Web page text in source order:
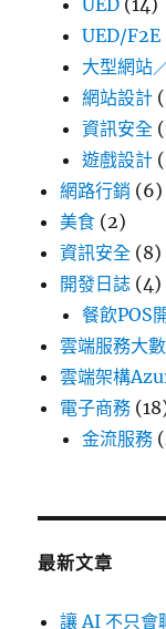
UED (14)
UED/F2E
大型網站
網站設計
資訊安全
遊戲設計
網路行銷 (6)
美食 (2)
資訊安全 (8)
開發日誌 (4)
餐飲POS
雲端服務大
雲端架構
電子商務
金流服務
最新文章
讓 AI 不只會